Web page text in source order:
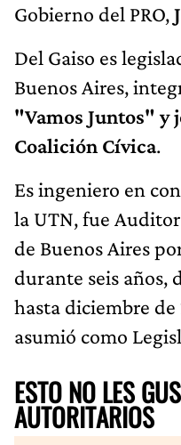
Gobierno del PRO,
Del Gaiso es
Buenos Aires,
"Vamos Juntos" y
Coalición Cívica.
Es ingeniero en
la UTN, fue
de Buenos Aires
durante seis años,
hasta diciembre de
asumió como
ESTO NO LES
AUTORITARIOS